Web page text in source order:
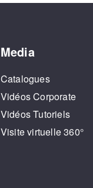
Media
Catalogues
Vidéos Corporate
Vidéos Tutoriels
Visite virtuelle 360°